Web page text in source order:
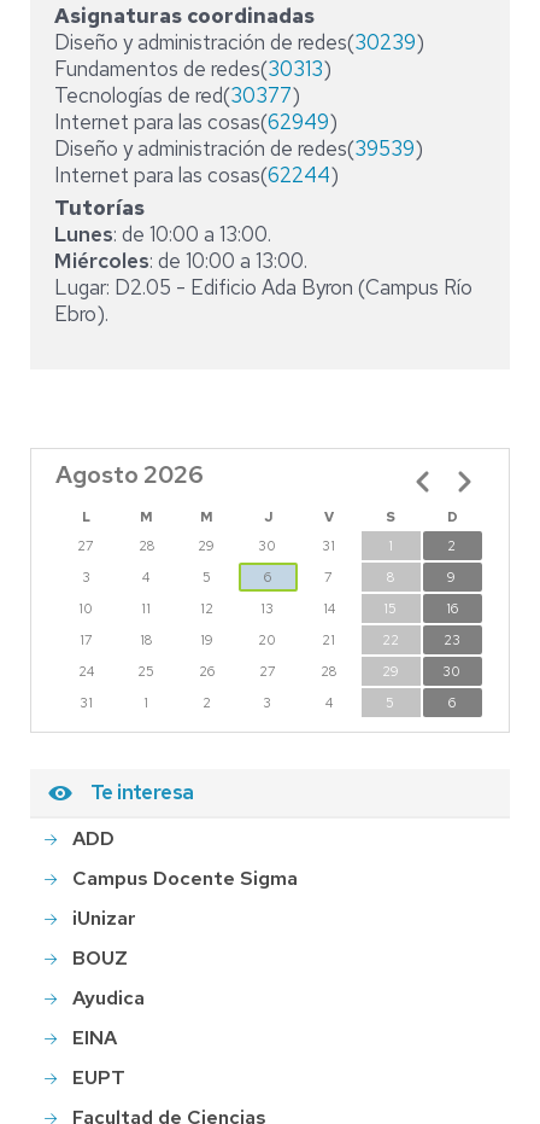
Asignaturas coordinadas
Diseño y administración de redes(30239)
Fundamentos de redes(30313)
Tecnologías de red(30377)
Internet para las cosas(62949)
Diseño y administración de redes(39539)
Internet para las cosas(62244)
Tutorías
Lunes: de 10:00 a 13:00.
Miércoles: de 10:00 a 13:00.
Lugar: D2.05 - Edificio Ada Byron (Campus Río
Ebro).
Agosto 2026
L M M J V S
D
27
28 29 30 31 1
2
3
4 5 6 7 8
9
10
11 12 13 14 15
16
17
18 19 20 21 22
23
24
25 26 27 28 29
30
31
1 2 3 4 5 6
Paginación
Te interesa
ADD
Campus Docente Sigma
iUnizar
BOUZ
Ayudica
EINA
EUPT
Facultad de Ciencias